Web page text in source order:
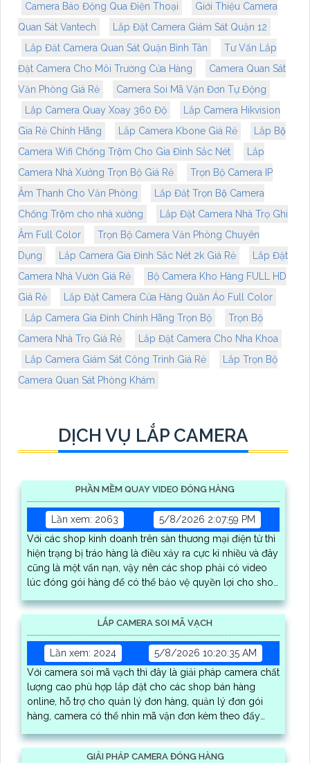
Camera Báo Động Qua Điện Thoại
Giới Thiệu Camera
Quan Sát Vantech
Lắp Đặt Camera Giám Sát Quận 12
Lắp Đăt Camera Quan Sát Quận Bình Tân
Tư Vấn Lắp
Đặt Camera Cho Môi Trường Cửa Hàng
Camera Quan Sát
Văn Phòng Giá Rẻ
Camera Soi Mã Vận Đơn Tự Động
Lắp Camera Quay Xoay 360 Độ
Lắp Camera Hikvision
Gia Rẻ Chính Hãng
Lắp Camera Kbone Giá Rẻ
Lắp Bộ
Camera Wifi Chống Trộm Cho Gia Đình Sắc Nét
Lắp
Camera Nhà Xưởng Trọn Bộ Giá Rẻ
Trọn Bộ Camera IP
Âm Thanh Cho Văn Phòng
Lắp Đặt Trọn Bộ Camera
Chống Trộm cho nhà xưởng
Lắp Đặt Camera Nhà Trọ Ghi
Âm Full Color
Trọn Bộ Camera Văn Phòng Chuyên
Dụng
Lắp Camera Gia Đình Sắc Nét 2k Giá Rẻ
Lắp Đặt
Camera Nhà Vườn Giá Rẻ
Bộ Camera Kho Hàng FULL HD
Giá Rẻ
Lắp Đặt Camera Cửa Hàng Quần Áo Full Color
Lắp Camera Gia Đình Chính Hãng Trọn Bộ
Trọn Bộ
Camera Nhà Trọ Giá Rẻ
Lắp Đặt Camera Cho Nha Khoa
Lắp Camera Giám Sát Công Trình Giá Rẻ
Lắp Trọn Bộ
Camera Quan Sát Phòng Khám
DỊCH VỤ LẮP CAMERA
PHẦN MỀM QUAY VIDEO ĐÓNG HÀNG
Lần xem: 2063
5/8/2026 2:07:59 PM
Với các shop kinh doanh trên sàn thương mại điện tử thì
hiện trạng bị tráo hàng là điều xảy ra cực kì nhiều và đây
cũng là một vấn nạn, vậy nên các shop phải có video
lúc đóng gói hàng để có thể bảo vệ quyền lợi cho shop
nhanh gọn nhất
LẮP CAMERA SOI MÃ VẠCH
Lần xem: 2024
5/8/2026 10:20:35 AM
Với camera soi mã vạch thì đây là giải pháp camera chất
lượng cao phù hợp lắp đặt cho các shop bán hàng
online, hỗ trợ cho quản lý đơn hàng, quản lý đơn gói
hàng, camera có thể nhìn mã vận đơn kèm theo đấy
video đơn hàng trực tiếp trên phần mềm
GIẢI PHÁP CAMERA ĐÓNG HÀNG